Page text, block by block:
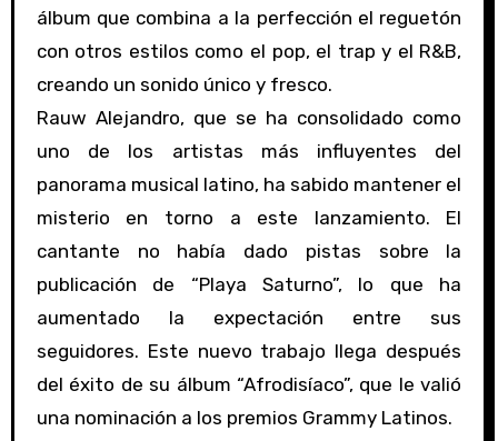
álbum que combina a la perfección el reguetón
con otros estilos como el pop, el trap y el R&B,
creando un sonido único y fresco.
Rauw Alejandro, que se ha consolidado como
uno de los artistas más influyentes del
panorama musical latino, ha sabido mantener el
misterio en torno a este lanzamiento. El
cantante no había dado pistas sobre la
publicación de “Playa Saturno”, lo que ha
aumentado la expectación entre sus
seguidores. Este nuevo trabajo llega después
del éxito de su álbum “Afrodisíaco”, que le valió
una nominación a los premios Grammy Latinos.